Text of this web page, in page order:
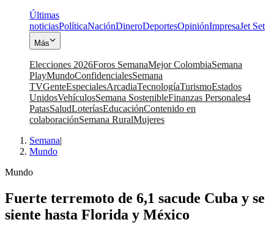
Últimas
noticiasPolíticaNaciónDineroDeportesOpiniónImpresaJet Set
Más
Elecciones 2026Foros SemanaMejor ColombiaSemana
PlayMundoConfidencialesSemana
TVGenteEspecialesArcadiaTecnologíaTurismoEstados
UnidosVehículosSemana SostenibleFinanzas Personales4
PatasSaludLoteríasEducaciónContenido en
colaboraciónSemana RuralMujeres
Semana|
Mundo
Mundo
Fuerte terremoto de 6,1 sacude Cuba y se
siente hasta Florida y México